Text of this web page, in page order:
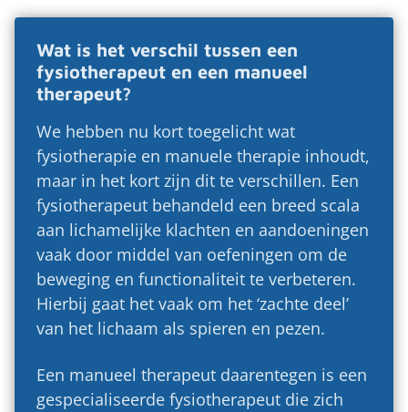
Wat is het verschil tussen een
fysiotherapeut en een manueel
therapeut?
We hebben nu kort toegelicht wat
fysiotherapie en manuele therapie inhoudt,
maar in het kort zijn dit te verschillen. Een
fysiotherapeut behandeld een breed scala
aan lichamelijke klachten en aandoeningen
vaak door middel van oefeningen om de
beweging en functionaliteit te verbeteren.
Hierbij gaat het vaak om het ‘zachte deel’
van het lichaam als spieren en pezen.
Een manueel therapeut daarentegen is een
gespecialiseerde fysiotherapeut die zich